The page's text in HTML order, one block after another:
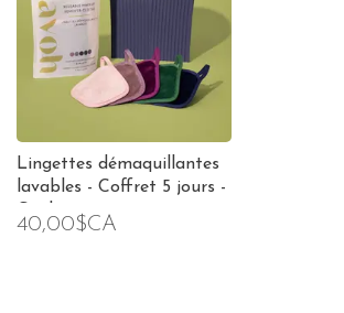
Lingettes démaquillantes
lavables - Coffret 5 jours -
Couleurs assorties
40,00$CA